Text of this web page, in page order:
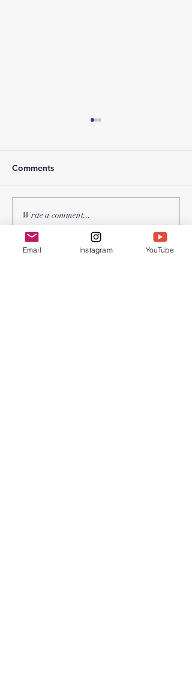
2026年 受难节和复活节聚
会
Comments
Write a comment...
Email Instagram YouTube